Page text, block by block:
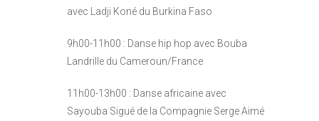
avec Ladji Koné du Burkina Faso
9h00-11h00 : Danse hip hop avec Bouba
Landrille du Cameroun/France
11h00-13h00 : Danse africaine avec
Sayouba Sigué de la Compagnie Serge Aimé